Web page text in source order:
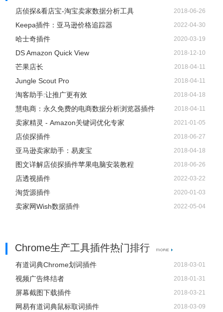
店侦探&看店宝-淘宝卖家数据分析工具 2018-06-26
Keepa插件：亚马逊价格追踪器 2022-04-30
哈士奇插件 2020-03-19
DS Amazon Quick View 2018-12-10
芒果店长 2018-04-11
Jungle Scout Pro 2018-04-11
淘客助手:让推广更有效 2018-04-18
慧电商：永久免费的电商数据分析浏览器插件 2018-04-11
卖家精灵 - Amazon关键词优化专家 2021-01-05
店侦探插件 2018-06-27
亚马逊卖家助手：易麦宝 2018-04-18
图文详解店侦探插件苹果电脑安装教程 2018-06-26
店透视插件 2022-03-22
淘货源插件 2020-01-03
卖家网Wish数据插件 2022-05-04
Chrome生产工具插件热门排行
有道词典Chrome划词插件 2018-03-01
视频广告终结者 2018-01-31
屏幕截图下载插件 2018-03-21
网易有道词典鼠标取词插件 2018-03-09